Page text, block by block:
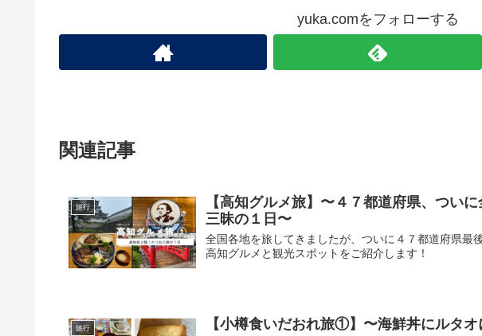
yuka.comをフォローする
関連記事
旅行
【高知グルメ旅】〜４７都道府県、つい
三昧の１日〜
全国各地を旅してきましたが、ついに４７都道府県最
高知グルメと観光スポットをご紹介します！
旅行 【小樽食いだおれ旅①】〜海鮮丼にルタ